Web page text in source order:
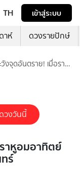
TH
เข้าสู่ระบบ
าห์ ดวงรายปักษ์
วังจุดอันตราย! เมื่อราหู
วงวันนี้
าหูอมอาทิตย์
ร์